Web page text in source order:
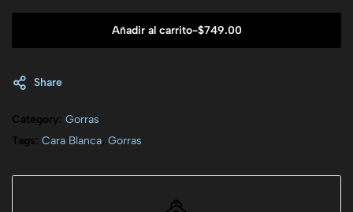
Añadir al carrito-$749.00
Share
Category: Gorras
Tags: Cara Blanca, Gorras